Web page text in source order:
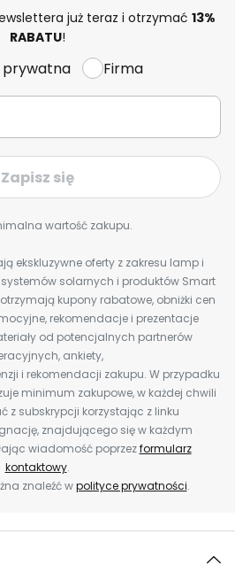
już teraz i otrzymać 13%
RABATU!
prywatna Firma
Zapisz się
wartość zakupu.
ekskluzywne oferty z zakresu lamp i
solarnych i produktów Smart
kupony rabatowe, obniżki cen
rekomendacje i prezentacje
od potencjalnych partnerów
ankiety,
i rekomendacji zakupu. W przypadku
minimum zakupowe, w każdej chwili
z subskrypcji korzystając z linku
znajdującego się w każdym
wiadomość poprzezformularz
kontaktowy.
znaleźć wpolityce prywatności.